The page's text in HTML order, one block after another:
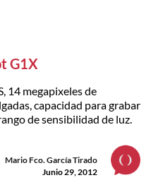
G1X
14 megapixeles de
capacidad para grabar
de sensibilidad de luz.
Mario Fco. García Tirado
Junio 29, 2012